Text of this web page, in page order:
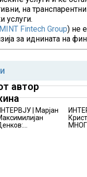
на
услуги.
MINT Fintech Group) не
за иднината на
автор
| Марјан